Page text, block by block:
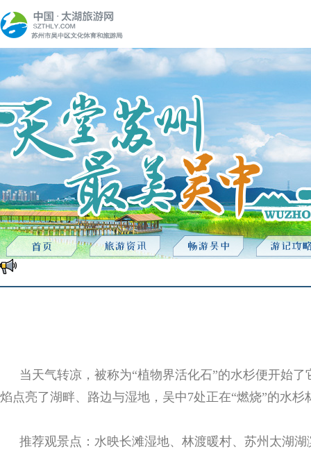
当天气转凉，被称为“植物界活化石”的水杉便开始
焰点亮了湖畔、路边与湿地，吴中7处正在“燃烧”的水
推荐观景点：水映长滩湿地、林渡暖村、苏州太湖